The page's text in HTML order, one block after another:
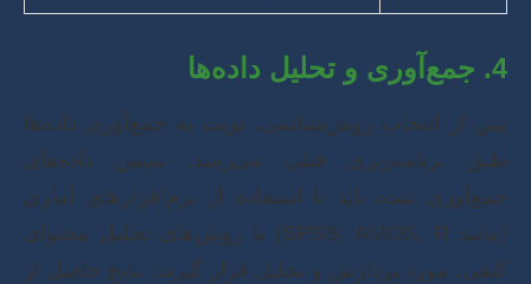
4. جمع‌آوری و تحلیل داده‌ها
پس از انتخاب روش‌شناسی، نوبت به جمع‌آوری داده‌ها
طبق برنامه‌ریزی قبلی می‌رسد. سپس داده‌های
جمع‌آوری شده باید با استفاده از نرم‌افزارهای آماری
(مانند SPSS, AMOS, R) یا روش‌های تحلیل محتوای
کیفی، مورد پردازش و تحلیل قرار گیرند. نتایج حاصل از